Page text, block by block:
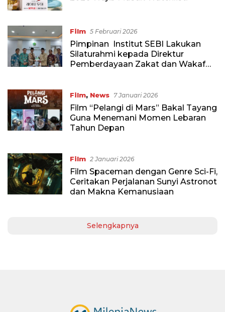
Film 5 Februari 2026
Pimpinan Institut SEBI Lakukan
Silaturahmi kepada Direktur
Pemberdayaan Zakat dan Wakaf
Film, News 7 Januari 2026
Film “Pelangi di Mars” Bakal Tayang
Guna Menemani Momen Lebaran
Tahun Depan
Film 2 Januari 2026
Film Spaceman dengan Genre Sci-Fi,
Ceritakan Perjalanan Sunyi Astronot
dan Makna Kemanusiaan
Selengkapnya